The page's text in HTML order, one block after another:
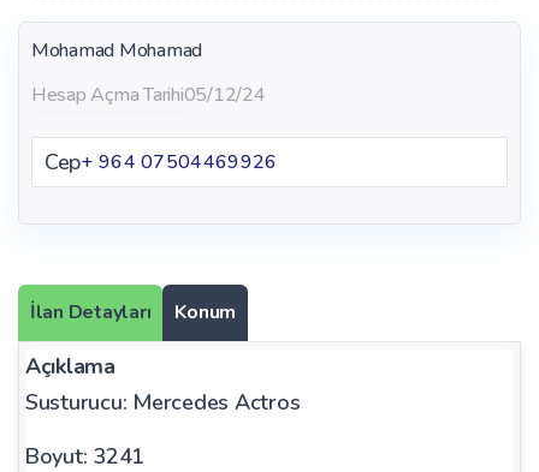
Mohamad Mohamad
Hesap Açma Tarihi05/12/24
Cep+ 964 07504469926
İlan Detayları Konum
Açıklama
Susturucu: Mercedes Actros
Boyut: 3241